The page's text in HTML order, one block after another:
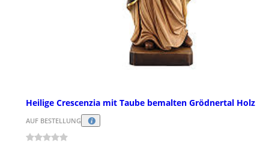
Heilige Crescenzia mit Taube bemalten Grödnertal Holz
AUF BESTELLUNG